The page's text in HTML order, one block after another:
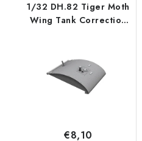
1/32 DH.82 Tiger Moth
Wing Tank Correction
€8,10